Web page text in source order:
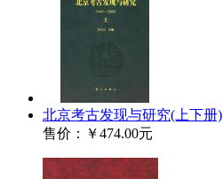
北京考古发现与研究(上下册)
售价：
￥474.00元